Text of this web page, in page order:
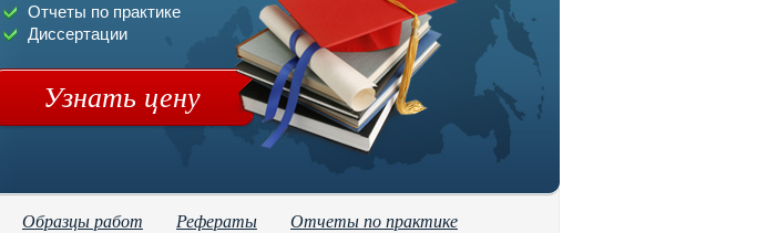
Отчеты по практике
Диссертации
Узнать цену
Образцы работ Рефераты Отчеты по практике